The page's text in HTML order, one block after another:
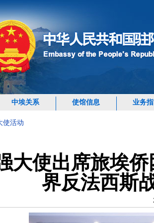
中埃关系 使馆信息 业务
使活动
大使出席旅埃
界反法西斯